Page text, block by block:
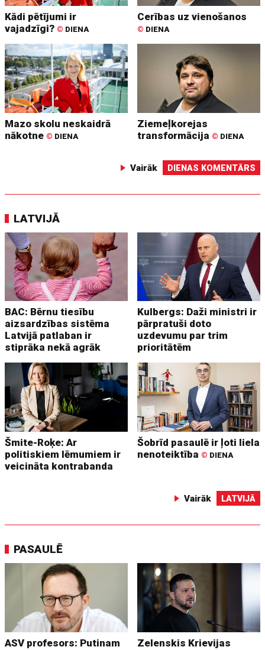
Kādi pētījumi ir
vajadzīgi? © DIENA
Cerības uz vienošanos
© DIENA
Mazo skolu neskaidrā
nākotne © DIENA
Ziemeļkorejas
transformācija © DIENA
Vairāk DIENAS KOMENTĀRS
LATVIJĀ
BAC: Bērnu tiesību
aizsardzības sistēma
Latvijā patlaban ir
stiprāka nekā agrāk
Kulbergs: Daži ministri ir
pārpratuši doto
uzdevumu par trim
prioritātēm
Šmite-Roķe: Ar
politiskiem lēmumiem ir
veicināta kontrabanda
Šobrīd pasaulē ir ļoti liela
nenoteiktība © DIENA
Vairāk LATVIJĀ
PASAULĒ
ASV profesors: Putinam
Zelenskis Krievijas